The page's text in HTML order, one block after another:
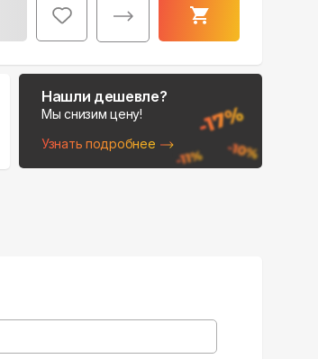
Поможем выбрать
место для монтажа:
В Telegram
В WhatsApp
Нашли дешевле?
Мы снизим цену!
Узнать подробнее